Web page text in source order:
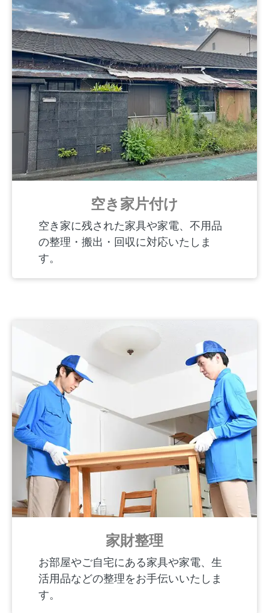
空き家片付け
空き家に残された家具や家電、不用品
の整理・搬出・回収に対応いたしま
す。
家財整理
お部屋やご自宅にある家具や家電、生
活用品などの整理をお手伝いいたしま
す。